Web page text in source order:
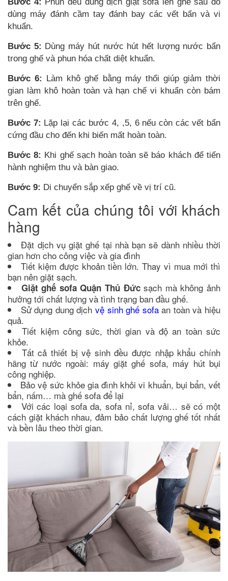
Bước 4: Phun đều dung dịch giặt sofalên ghế sau đó
dùng máy đánh cầm tay đánh bay các vết bẩn và vi
khuẩn.
Bước 5: Dùng máy hút nước hút hết lượng nước bẩn
trong ghế và phun hóa chất diệt khuẩn.
Bước 6:
Làm khô ghế bằng máy thổi giúp giảm thời
gian làm khô hoàn toàn và hạn chế vi khuẩn còn bám
trên ghế.
Bước 7: Lặp lại các bước 4, ,5, 6 nếu còn các vết bẩn
cứng đầu cho đến khi biến mất hoàn toàn.
Bước 8: Khi ghế sạch hoàn toàn sẽ báo khách để tiến
hành nghiệm thu và bàn giao.
Bước 9: Di chuyển sắp xếp ghế về vị trí cũ.
Cam kết của chúng tôi với khách
hàng
Đặt dịch vụ giặt ghế tại nhà bạn sẽ dành nhiều thời
gian hơn cho công việc và gia đình
Tiết kiệm được khoản tiền lớn. Thay vì mua mới thì
bạn nên giặt sạch.
Giặt ghế sofa Quận Thủ Đứcsạch mà không ảnh
hưởng tới chất lượng và tình trạng ban đầu ghế.
Sử dụng dung dịch vệ sinh ghế sofaan toàn và hiệu
quả.
Tiết kiệm công sức, thời gian và độ an toàn sức
khỏe.
Tất cả thiết bị vệ sinh đều được nhập khẩu chính
hãng từ nước ngoài: máy giặt ghế sofa, máy hút bụi
công nghiệp.
Bảo vệ sức khỏe gia đình khỏi vi khuẩn, bụi bẩn, vết
bẩn, nấm… mà ghế sofa để lại
Với các loại sofa da, sofa nỉ, sofa vải… sẽ có một
cách giặt khách nhau, đảm bảo chất lượng ghế tốt nhất
và bền lâu theo thời gian.